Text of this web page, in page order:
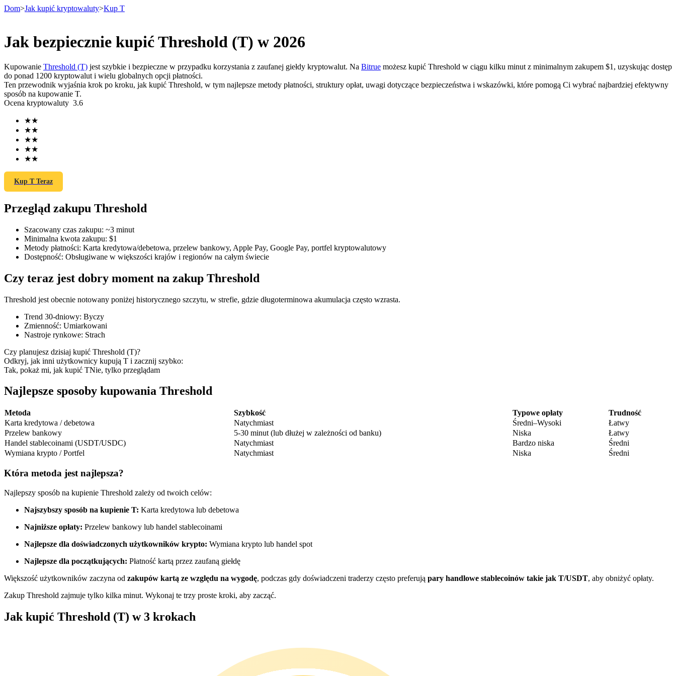
Kontrakty terminowe
Kontrakty terminowe na USDT
TradFi
Instrumenty pochodne na akcje, forex, metale szlachetne i towary
Kontrakty terminowe na USDC
Kopiowanie Transakcji
Dołącz do najlepszych traderów
Dom>Jak kupić kryptowaluty>Kup T
Jak bezpiecznie kupić Threshold (T) w 2026
Kupowanie Threshold (T) jest szybkie i bezpieczne w przypadku korzystania z zaufanej giełdy kryptowalut. Na Bitrue możesz kupić Threshold w ciągu kilku minut z minimalnym zakupem $1, uzyskując dostęp
do ponad 1200 kryptowalut i wielu globalnych opcji płatności.
Ten przewodnik wyjaśnia krok po kroku, jak kupić Threshold, w tym najlepsze metody płatności, struktury opłat, uwagi dotyczące bezpieczeństwa i wskazówki, które pomogą Ci wybrać najbardziej efektywny
sposób na kupowanie T.
Ocena kryptowaluty 3.6
★★
★★
★★
★★
★★
Kup T Teraz
Przegląd zakupu Threshold
Szacowany czas zakupu: ~3 minut
Minimalna kwota zakupu: $1
Metody płatności: Karta kredytowa/debetowa, przelew bankowy, Apple Pay, Google Pay, portfel kryptowalutowy
Dostępność: Obsługiwane w większości krajów i regionów na całym świecie
Czy teraz jest dobry moment na zakup Threshold
Threshold jest obecnie notowany poniżej historycznego szczytu, w strefie, gdzie długoterminowa akumulacja często wzrasta.
Trend 30-dniowy: Byczy
Zmienność: Umiarkowani
Nastroje rynkowe: Strach
Czy planujesz dzisiaj kupić Threshold (T)?
Odkryj, jak inni użytkownicy kupują T i zacznij szybko:
Tak, pokaż mi, jak kupić TNie, tylko przeglądam
Najlepsze sposoby kupowania Threshold
Metoda Szybkość Typowe opłaty
Trudność
Karta kredytowa / debetowa
Natychmiast Średni–Wysoki
Łatwy
Przelew bankowy
5-30 minut (lub dłużej w zależności od banku) Niska
Łatwy
Handel stablecoinami (USDT/USDC)
Natychmiast Bardzo niska
Średni
Wymiana krypto / Portfel
Natychmiast Niska Średni
Która metoda jest najlepsza?
Najlepszy sposób na kupienie Threshold zależy od twoich celów:
Najszybszy sposób na kupienie T: Karta kredytowa lub debetowa
Najniższe opłaty: Przelew bankowy lub handel stablecoinami
Najlepsze dla doświadczonych użytkowników krypto: Wymiana krypto lub handel spot
Najlepsze dla początkujących: Płatność kartą przez zaufaną giełdę
Większość użytkowników zaczyna od zakupów kartą ze względu na wygodę, podczas gdy doświadczeni traderzy często preferują pary handlowe stablecoinów takie jak T/USDT, aby obniżyć opłaty.
Zakup Threshold zajmuje tylko kilka minut. Wykonaj te trzy proste kroki, aby zacząć.
Jak kupić Threshold (T) w 3 krokach